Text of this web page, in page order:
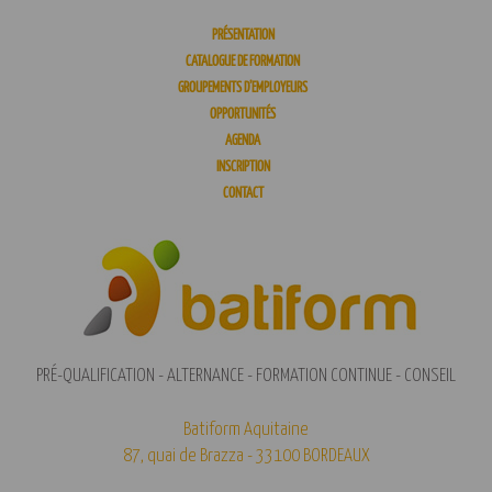
PRÉSENTATION
CATALOGUE DE FORMATION
GROUPEMENTS D’EMPLOYEURS
OPPORTUNITÉS
AGENDA
INSCRIPTION
CONTACT
PRÉ-QUALIFICATION - ALTERNANCE - FORMATION CONTINUE - CONSEIL
Batiform Aquitaine
87, quai de Brazza - 33100 BORDEAUX